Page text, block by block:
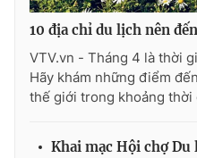
Thị trường 24h
VTV4
10 địa chỉ du lịch nên
VTV.vn - Tháng 4 là thời
Hãy khám những điểm
thế giới trong khoảng thời
Khai mạc Hội chợ Du